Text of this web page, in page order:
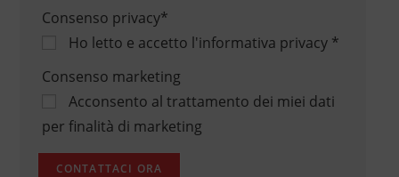
Consenso privacy*
Ho letto e accetto l'informativa privacy*
Consenso marketing
Acconsento al trattamento dei miei dati
per finalità di marketing